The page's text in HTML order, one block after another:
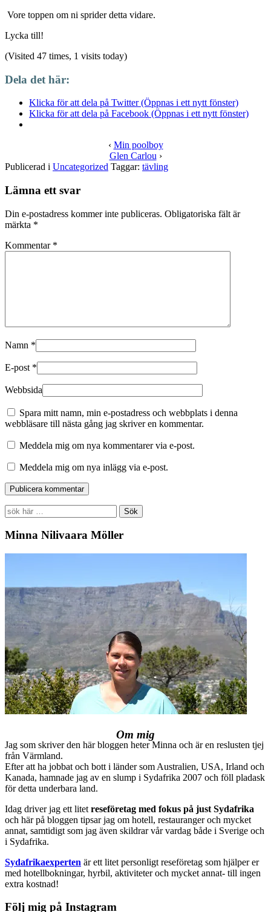
Vore toppen om ni sprider detta vidare.
Lycka till!
(Visited 47 times, 1 visits today)
Dela det här:
Klicka för att dela på Twitter (Öppnas i ett nytt fönster)
Klicka för att dela på Facebook (Öppnas i ett nytt fönster)
‹ Min poolboy
Glen Carlou ›
Publicerad i Uncategorized Taggar: tävling
Lämna ett svar
Din e-postadress kommer inte publiceras. Obligatoriska fält är
märkta *
Kommentar *
Namn *
E-post *
Webbsida
Spara mitt namn, min e-postadress och webbplats i denna
webbläsare till nästa gång jag skriver en kommentar.
Meddela mig om nya kommentarer via e-post.
Meddela mig om nya inlägg via e-post.
Search
for:
Minna Nilivaara Möller
Om mig
Jag som skriver den här bloggen heter Minna och är en reslusten tjej
från Värmland.
Efter att ha jobbat och bott i länder som Australien, USA, Irland och
Kanada, hamnade jag av en slump i Sydafrika 2007 och föll pladask
för detta underbara land.
Idag driver jag ett litet reseföretag med fokus på just Sydafrika
och här på bloggen tipsar jag om hotell, restauranger och mycket
annat, samtidigt som jag även skildrar vår vardag både i Sverige och
i Sydafrika.
Sydafrikaexperten är ett litet personligt reseföretag som hjälper er
med hotellbokningar, hyrbil, aktiviteter och mycket annat- till ingen
extra kostnad!
Följ mig på Instagram